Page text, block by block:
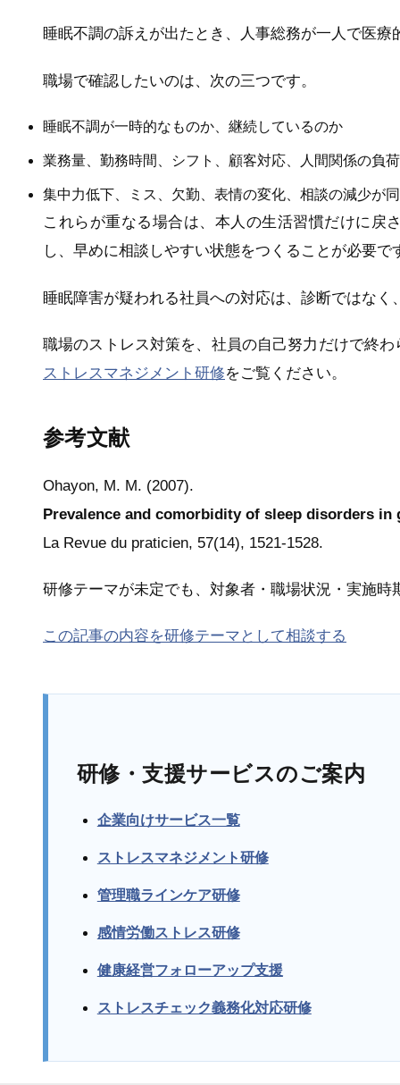
睡眠不調の訴えが出たとき、人事総務が一人で医
職場で確認したいのは、次の三つです。
睡眠不調が一時的なものか、継続しているのか
業務量、勤務時間、シフト、顧客対応、人間関係の負
集中力低下、ミス、欠勤、表情の変化、相談の減少が
これらが重なる場合は、本人の生活習慣だけに戻
し、早めに相談しやすい状態をつくることが必要で
睡眠障害が疑われる社員への対応は、診断ではな
職場のストレス対策を、社員の自己努力だけで終
ストレスマネジメント研修をご覧ください。
参考文献
Ohayon, M. M. (2007).
Prevalence and comorbidity of sleep disorders in
La Revue du praticien, 57(14), 1521-1528.
研修テーマが未定でも、対象者・職場状況・実施時
この記事の内容を研修テーマとして相談する
研修・支援サービスのご案内
企業向けサービス一覧
ストレスマネジメント研修
管理職ラインケア研修
感情労働ストレス研修
健康経営フォローアップ支援
ストレスチェック義務化対応研修